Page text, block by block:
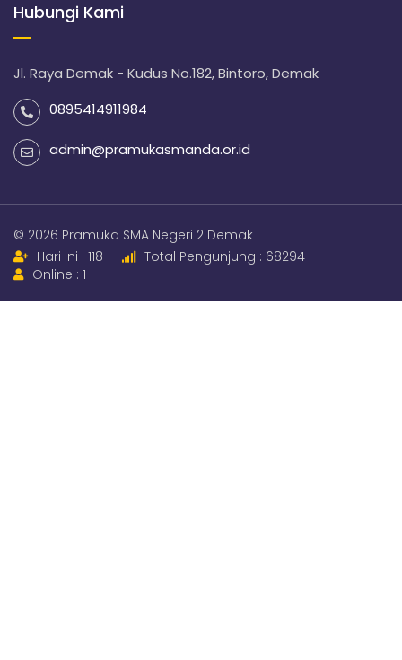
Hubungi Kami
Jl. Raya Demak - Kudus No.182, Bintoro, Demak
0895414911984
admin@pramukasmanda.or.id
© 2026 Pramuka SMA Negeri 2 Demak
Hari ini : 118
Total Pengunjung : 68294
Online : 1